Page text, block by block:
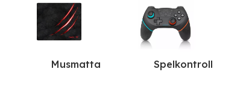
Musmatta Spelkontroll